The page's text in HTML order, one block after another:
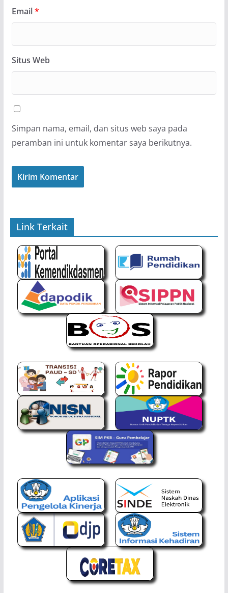
Email*
Situs Web
Simpan nama, email, dan situs web saya pada
peramban ini untuk komentar saya berikutnya.
Link Terkait